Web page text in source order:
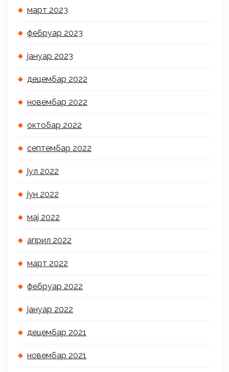
март 2023
фебруар 2023
јануар 2023
децембар 2022
новембар 2022
октобар 2022
септембар 2022
јул 2022
јун 2022
мај 2022
април 2022
март 2022
фебруар 2022
јануар 2022
децембар 2021
новембар 2021